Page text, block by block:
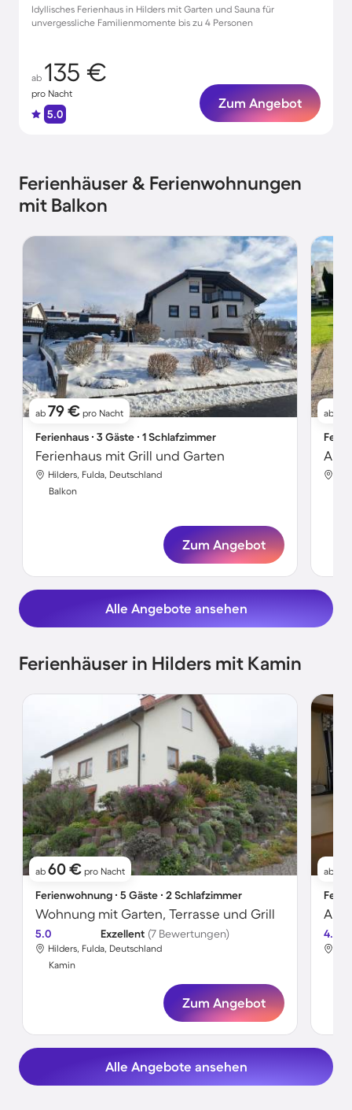
Idyllisches Ferienhaus in Hilders mit Garten und Sauna für
unvergessliche Familienmomente bis zu 4 Personen
ab 135 €
pro Nacht
5.0
Zum Angebot
Ferienhäuser & Ferienwohnungen
mit Balkon
ab 79 € pro Nacht
Ferienhaus ∙ 3 Gäste ∙ 1 Schlafzimmer
Ferienhaus mit Grill und Garten
Hilders, Fulda, Deutschland
Balkon
Zum Angebot
ab
Alle Angebote ansehen
Ferienhäuser in Hilders mit Kamin
ab 60 € pro Nacht
Ferienwohnung ∙ 5 Gäste ∙ 2 Schlafzimmer
Wohnung mit Garten, Terrasse und Grill
5.0 Exzellent (7 Bewertungen)
Hilders, Fulda, Deutschland
Kamin
Zum Angebot
ab
4.0
Alle Angebote ansehen